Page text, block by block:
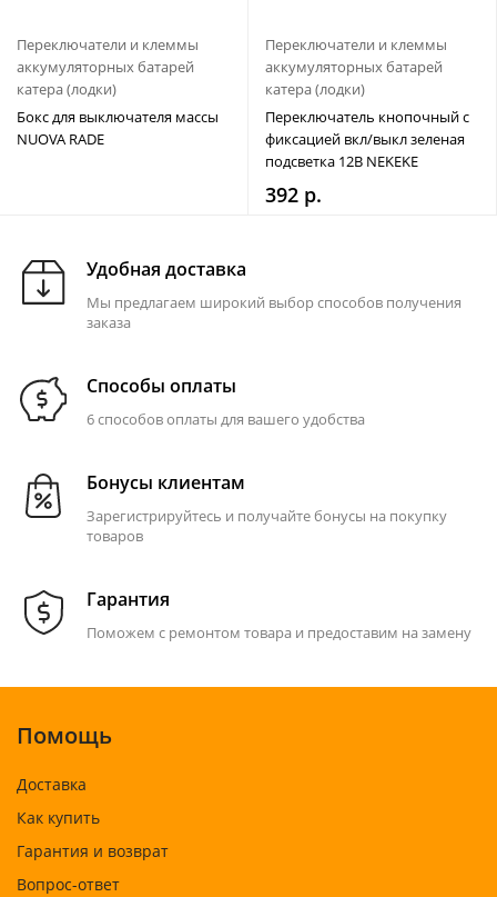
Переключатели и клеммы
аккумуляторных батарей
катера (лодки)
Бокс для выключателя массы
NUOVA RADE
Переключатели и клеммы
аккумуляторных батарей
катера (лодки)
Переключатель кнопочный с
фиксацией вкл/выкл зеленая
подсветка 12В NEKEKE
392 р.
Удобная доставка
Мы предлагаем широкий выбор способов получения
заказа
Способы оплаты
6 способов оплаты для вашего удобства
Бонусы клиентам
Зарегистрируйтесь и получайте бонусы на покупку
товаров
Гарантия
Поможем с ремонтом товара и предоставим на замену
Помощь
Доставка
Как купить
Гарантия и возврат
Вопрос-ответ